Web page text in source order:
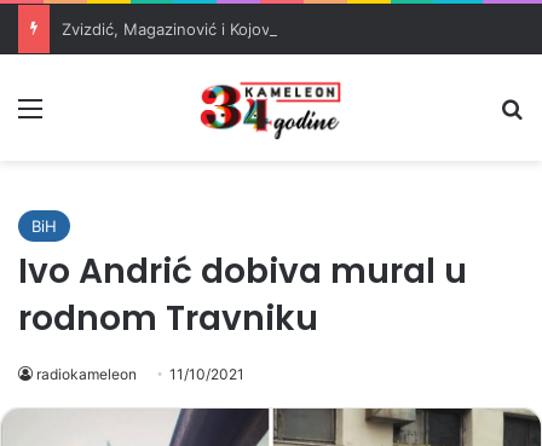
BiH
Ivo Andrić dobiva mural u
rodnom Travniku
radiokameleon 11/10/2021